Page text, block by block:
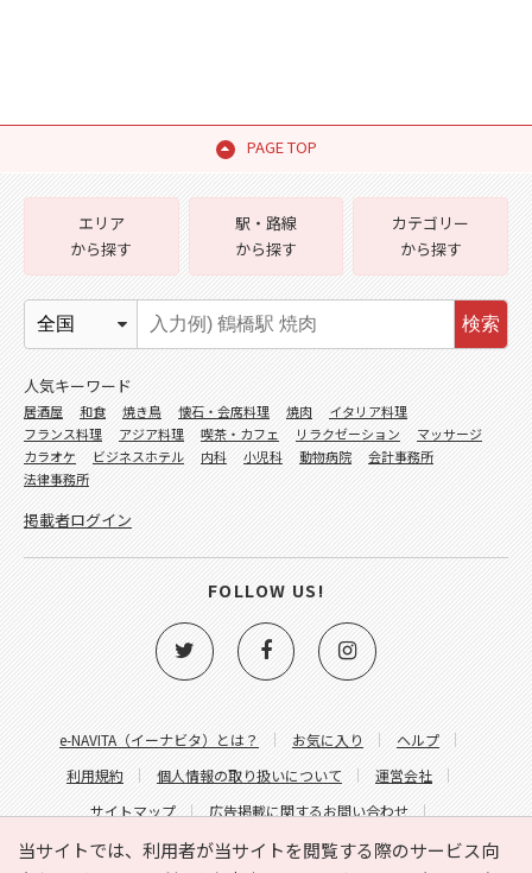
PAGE TOP
当サイトでは、利用者が当サイトを閲覧する際のサービス向
e-NAVITA（イーナビタ）とは？ お気に入り
ヘルプ
利用規約
個人情報の取り扱いについて
運営会社
サイトマップ
広告掲載に関するお問い合わせ
サイトの内容に関するお問い合わせ
エリア
から探す
駅・路線
から探す
カテゴリー
から探す
検索
人気キーワード
居酒屋 和食 焼き鳥 懐石・会席料理 焼肉
イタリア料理
フランス料理
アジア料理 喫茶・カフェ リラクゼーション
マッサージ
カラオケ
ビジネスホテル 内科 小児科 動物病院
会計事務所
法律事務所
掲載者ログイン
FOLLOW US!